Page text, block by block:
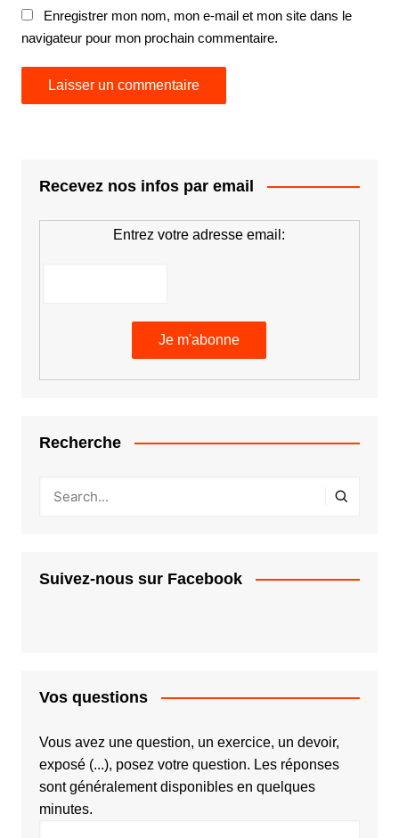
Enregistrer mon nom, mon e-mail et mon site dans le
navigateur pour mon prochain commentaire.
Recevez nos infos par email
Entrez votre adresse email:
Recherche
Suivez-nous sur Facebook
Vos questions
Vous avez une question, un exercice, un devoir,
exposé (...), posez votre question. Les réponses
sont généralement disponibles en quelques
minutes.